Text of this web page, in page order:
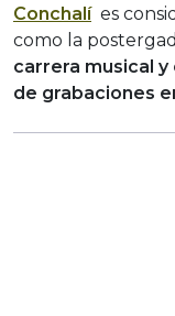
Conchalíes
como la
carrera musical
de grabaciones